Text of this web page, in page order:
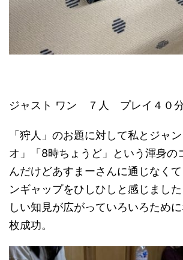
ジャスト ワン ７人 プレイ４０
「狩人」のお題に対して私とジャ
オ」「8時ちょうど」という渾身の
んだけどあすまーさんに通じなく
ンギャップをひしひしと感じまし
しい知見が広がっていろいろため
枚成功。